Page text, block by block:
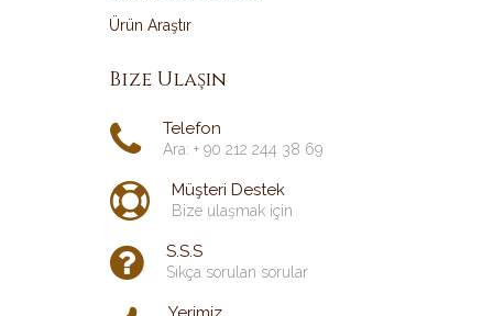
Ürün Araştır
Bize Ulaşın
Telefon
Ara: + 90 212 244 38 69
Müşteri Destek
Bize ulaşmak için
S.S.S
Sıkça sorulan sorular